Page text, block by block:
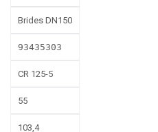
Brides DN150
93435303
CR 125-5
55
103,4